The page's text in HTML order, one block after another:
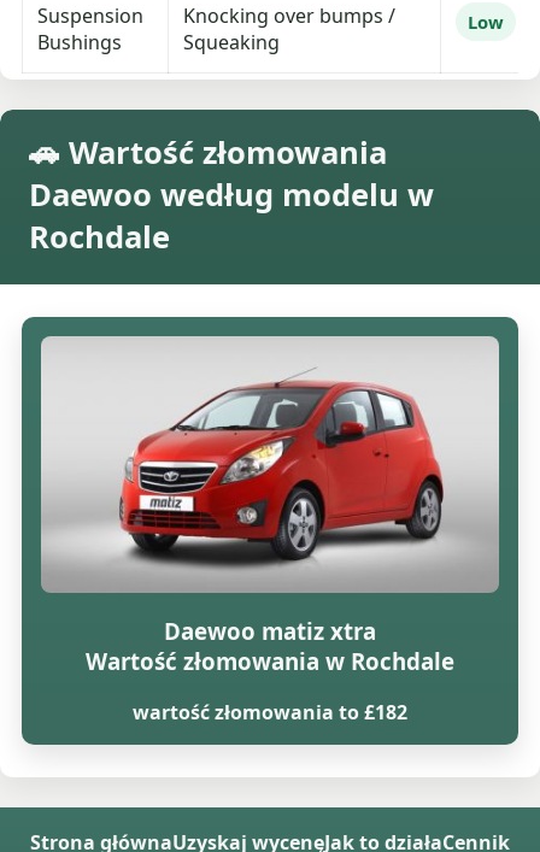
Suspension
Bushings
Knocking over bumps /
Squeaking
Low
🚗 Wartość złomowania
Daewoo według modelu w
Rochdale
Daewoo matiz xtra
Wartość złomowania w Rochdale
wartość złomowania to £182
Strona głównaUzyskaj wycenęJak to działaCennik